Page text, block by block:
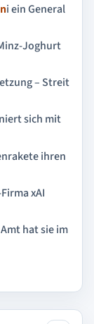
i ein General
Joghurt
– Streit
sich mit
ihren
xAI
hat sie im